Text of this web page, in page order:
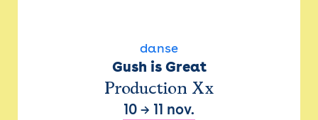
danse
Gush is Great
Production Xx
10 → 11 nov.